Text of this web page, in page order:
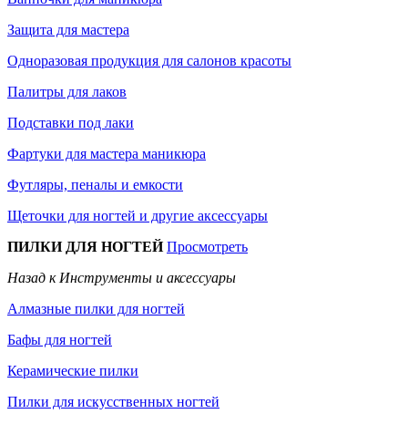
Защита для мастера
Одноразовая продукция для салонов красоты
Палитры для лаков
Подставки под лаки
Фартуки для мастера маникюра
Футляры, пеналы и емкости
Щеточки для ногтей и другие аксессуары
ПИЛКИ ДЛЯ НОГТЕЙПросмотреть
Назад к Инструменты и аксессуары
Алмазные пилки для ногтей
Бафы для ногтей
Керамические пилки
Пилки для искусственных ногтей